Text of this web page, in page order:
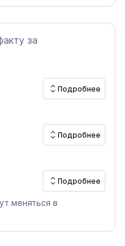
за
Подробнее
Подробнее
Подробнее
меняться в